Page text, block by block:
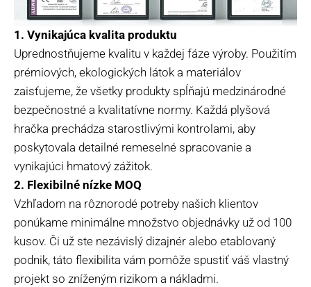
1. Vynikajúca kvalita produktu
Uprednostňujeme kvalitu v každej fáze výroby. Použitím
prémiových, ekologických látok a materiálov
zaisťujeme, že všetky produkty spĺňajú medzinárodné
bezpečnostné a kvalitatívne normy. Každá plyšová
hračka prechádza starostlivými kontrolami, aby
poskytovala detailné remeselné spracovanie a
vynikajúci hmatový zážitok.
2. Flexibilné nízke MOQ
Vzhľadom na rôznorodé potreby našich klientov
ponúkame minimálne množstvo objednávky už od 100
kusov. Či už ste nezávislý dizajnér alebo etablovaný
podnik, táto flexibilita vám pomôže spustiť váš vlastný
projekt so zníženým rizikom a nákladmi.